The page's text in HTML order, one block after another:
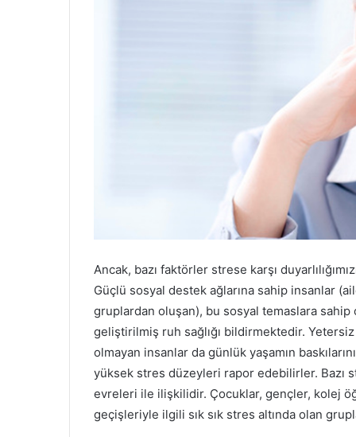
Ancak, bazı faktörler strese karşı
Güçlü sosyal destek ağlarına sahip insanlar
gruplardan oluşan), bu sosyal temaslara sahip
geliştirilmiş ruh sağlığı bildirmektedir.
olmayan insanlar da günlük yaşamın
yüksek stres düzeyleri rapor edebilirler. Bazı
evreleri ile ilişkilidir. Çocuklar, gençler, kolej
geçişleriyle ilgili sık sık stres altında olan